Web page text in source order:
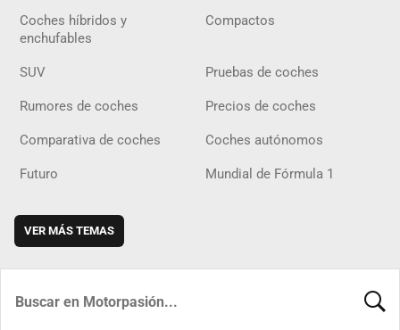
Coches híbridos y
enchufables
Compactos
SUV Pruebas de coches
Rumores de coches Precios de coches
Comparativa de coches Coches autónomos
Futuro Mundial de Fórmula 1
VER MÁS TEMAS